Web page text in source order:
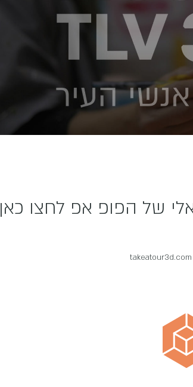
של הפופ אפ לחצו כאן